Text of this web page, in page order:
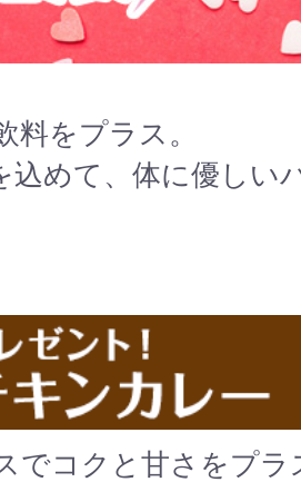
をプラス。
込めて、体に優しい
でコクと甘さをプラ